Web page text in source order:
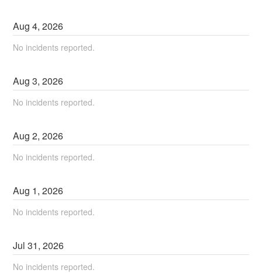
Aug4,2026
No incidents reported.
Aug3,2026
No incidents reported.
Aug2,2026
No incidents reported.
Aug 1,2026
No incidents reported.
Jul31,2026
No incidents reported.